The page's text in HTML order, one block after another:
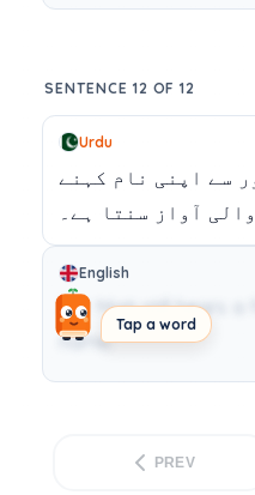
Tap a word
SENTENCE 12 OF 12
Urdu
سے اپنی نام کہنے
والی آواز سنتا ہے۔
English
But Moti still hears a
name.
PREV